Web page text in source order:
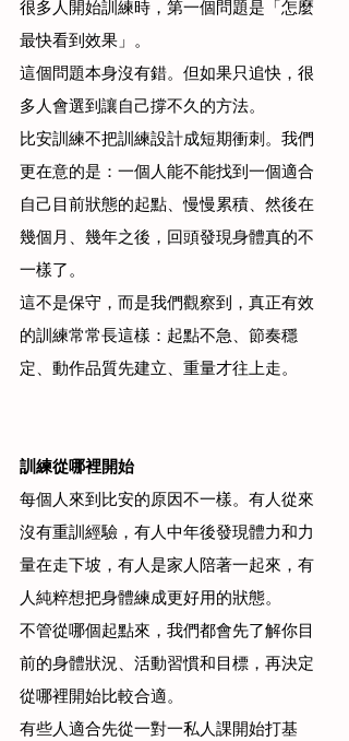
很多人開始訓練時，第一個問題是「怎麼
最快看到效果」。
這個問題本身沒有錯。但如果只追快，很
多人會選到讓自己撐不久的方法。
比安訓練不把訓練設計成短期衝刺。我們
更在意的是：一個人能不能找到一個適合
自己目前狀態的起點、慢慢累積、然後在
幾個月、幾年之後，回頭發現身體真的不
一樣了。
這不是保守，而是我們觀察到，真正有效
的訓練常常長這樣：起點不急、節奏穩
定、動作品質先建立、重量才往上走。
訓練從哪裡開始
每個人來到比安的原因不一樣。有人從來
沒有重訓經驗，有人中年後發現體力和力
量在走下坡，有人是家人陪著一起來，有
人純粹想把身體練成更好用的狀態。
不管從哪個起點來，我們都會先了解你目
前的身體狀況、活動習慣和目標，再決定
從哪裡開始比較合適。
有些人適合先從一對一私人課開始打基